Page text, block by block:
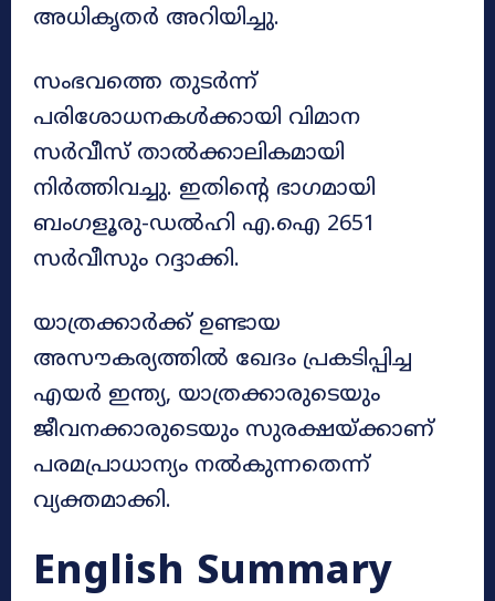
അധികൃതർ അറിയിച്ചു.
സംഭവത്തെ തുടർന്ന്
പരിശോധനകൾക്കായി വിമാന
സർവീസ് താൽക്കാലികമായി
നിർത്തിവച്ചു. ഇതിന്റെ ഭാഗമായി
ബംഗളൂരു-ഡൽഹി എ.ഐ 2651
സർവീസും റദ്ദാക്കി.
യാത്രക്കാർക്ക് ഉണ്ടായ
അസൗകര്യത്തിൽ ഖേദം പ്രകടിപ്പിച്ച
എയർ ഇന്ത്യ, യാത്രക്കാരുടെയും
ജീവനക്കാരുടെയും സുരക്ഷയ്ക്കാണ്
പരമപ്രാധാന്യം നൽകുന്നതെന്ന്
വ്യക്തമാക്കി.
English Summary